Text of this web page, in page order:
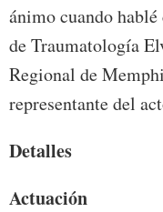
ánimo cuando
de Traumatología
Regional de
representante del
Detalles
Actuación